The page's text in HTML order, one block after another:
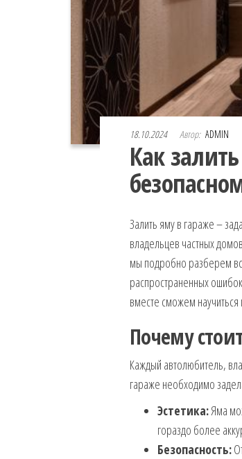
18.10.2024 Автор: ADMIN
Как
Залить яму в гараже –
владельцев частных
мы подробно разберем
распространенных
вместе сможем
Почему
Каждый автолюбитель,
гараже необходимо
Эстетика:Яма
гораздо более
Безопасность: